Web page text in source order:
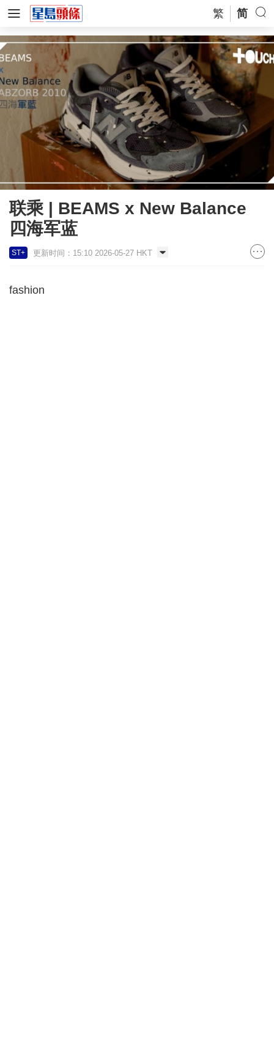
繁 简
联乘 | BEAMS x New Balance
四海军蓝
ST+ 更新时间：15:10 2026-05-27 HKT
fashion